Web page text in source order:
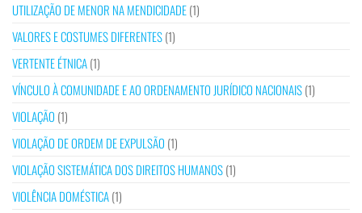
UTILIZAÇÃO DE MENOR NA MENDICIDADE(1)
VALORES E COSTUMES DIFERENTES(1)
VERTENTE ÉTNICA(1)
VÍNCULO À COMUNIDADE E AO ORDENAMENTO JURÍDICO NACIONAIS(1)
VIOLAÇÃO (1)
VIOLAÇÃO DE ORDEM DE EXPULSÃO (1)
VIOLAÇÃO SISTEMÁTICA DOS DIREITOS HUMANOS(1)
VIOLÊNCIA DOMÉSTICA(1)